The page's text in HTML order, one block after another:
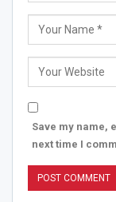
Save my name,
next time I